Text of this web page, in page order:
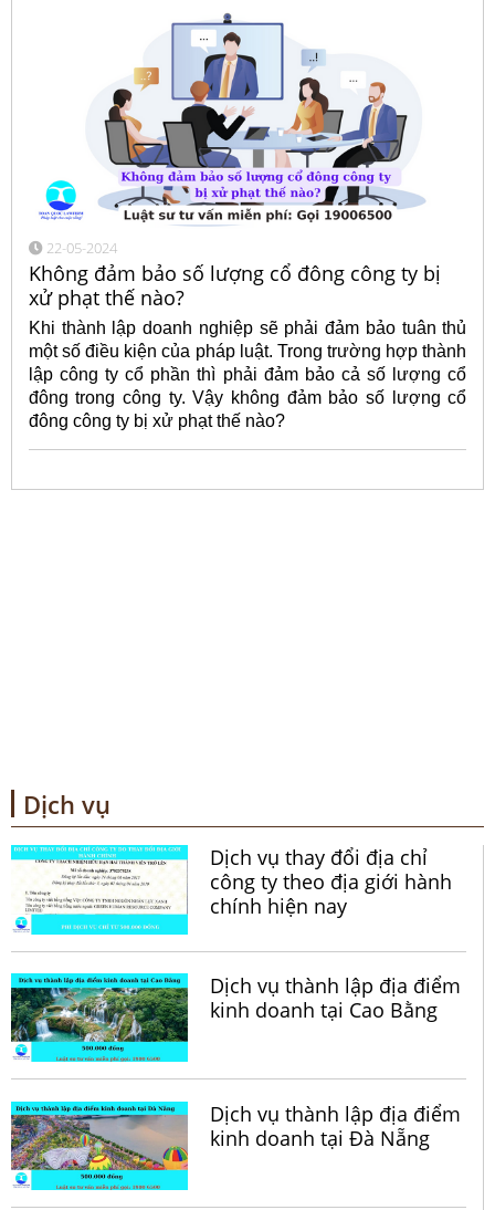
22-05-2024
Không đảm bảo số lượng cổ đông công ty bị
xử phạt thế nào?
Khi thành lập doanh nghiệp sẽ phải đảm bảo tuân thủ
một số điều kiện của pháp luật. Trong trường hợp thành
lập công ty cổ phần thì phải đảm bảo cả số lượng cổ
đông trong công ty. Vậy không đảm bảo số lượng cổ
đông công ty bị xử phạt thế nào?
Dịch vụ
Dịch vụ thay đổi địa chỉ
công ty theo địa giới hành
chính hiện nay
Dịch vụ thành lập địa điểm
kinh doanh tại Cao Bằng
Dịch vụ thành lập địa điểm
kinh doanh tại Đà Nẵng